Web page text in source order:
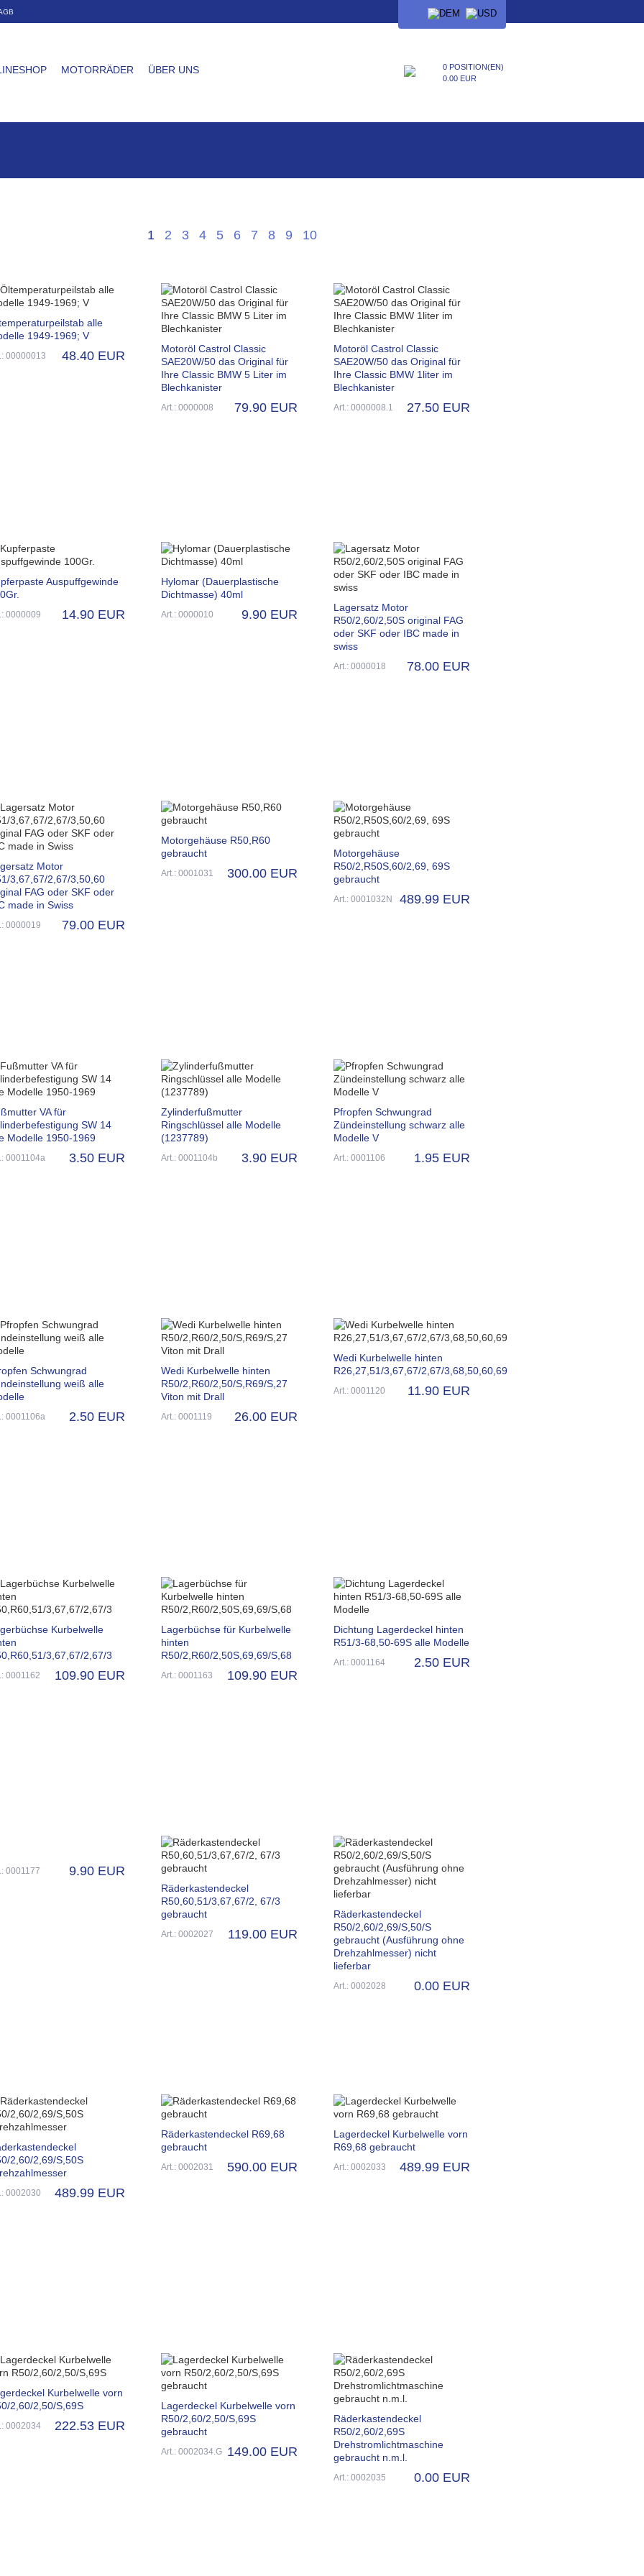
MOTORRÄDER ÜBER UNS
0 POSITION(EN)
0.00 EUR
1 2 3 4 5 6 7 8 9 10
alle
1949-1969; V
00000013 48.40 EUR
Motoröl Castrol Classic
SAE20W/50 das Original für
Ihre Classic BMW 5 Liter im
Blechkanister
Art.: 0000008 79.90 EUR
Motoröl Castrol Classic
SAE20W/50 das Original für
Ihre Classic BMW 1liter im
Blechkanister
Art.: 0000008.1 27.50 EUR
Auspuffgewinde
0000009 14.90 EUR
Hylomar (Dauerplastische
Dichtmasse) 40ml
Art.: 0000010 9.90 EUR
Lagersatz Motor
R50/2,60/2,50S original FAG
oder SKF oder IBC made in
swiss
Art.: 0000018 78.00 EUR
Motor
3,67,67/2,67/3,50,60
FAG oder SKF oder
made in Swiss
0000019 79.00 EUR
Motorgehäuse R50,R60
gebraucht
Art.: 0001031 300.00 EUR
Motorgehäuse
R50/2,R50S,60/2,69, 69S
gebraucht
Art.: 0001032N 489.99 EUR
VA für
SW 14
Modelle 1950-1969
0001104a 3.50 EUR
Zylinderfußmutter
Ringschlüssel alle Modelle
(1237789)
Art.: 0001104b 3.90 EUR
Pfropfen Schwungrad
Zündeinstellung schwarz alle
Modelle V
Art.: 0001106 1.95 EUR
Schwungrad
weiß alle
0001106a 2.50 EUR
Wedi Kurbelwelle hinten
R50/2,R60/2,50/S,R69/S,27
Viton mit Drall
Art.: 0001119 26.00 EUR
Wedi Kurbelwelle hinten
R26,27,51/3,67,67/2,67/3,68,50,60,69
Art.: 0001120 11.90 EUR
Kurbelwelle
3,67,67/2,67/3
0001162 109.90 EUR
Lagerbüchse für Kurbelwelle
hinten
R50/2,R60/2,50S,69,69/S,68
Art.: 0001163 109.90 EUR
Dichtung Lagerdeckel hinten
R51/3-68,50-69S alle Modelle
Art.: 0001164 2.50 EUR
0001177 9.90 EUR
Räderkastendeckel
R50,60,51/3,67,67/2, 67/3
gebraucht
Art.: 0002027 119.00 EUR
Räderkastendeckel
R50/2,60/2,69/S,50/S
gebraucht (Ausführung ohne
Drehzahlmesser) nicht
lieferbar
Art.: 0002028 0.00 EUR
2,60/2,69/S,50S
0002030 489.99 EUR
Räderkastendeckel R69,68
gebraucht
Art.: 0002031 590.00 EUR
Lagerdeckel Kurbelwelle vorn
R69,68 gebraucht
Art.: 0002033 489.99 EUR
Kurbelwelle vorn
2,60/2,50/S,69S
0002034 222.53 EUR
Lagerdeckel Kurbelwelle vorn
R50/2,60/2,50/S,69S
gebraucht
Art.: 0002034.G 149.00 EUR
Räderkastendeckel
R50/2,60/2,69S
Drehstromlichtmaschine
gebraucht n.m.l.
Art.: 0002035 0.00 EUR